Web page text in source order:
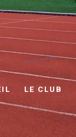
LE CLUB